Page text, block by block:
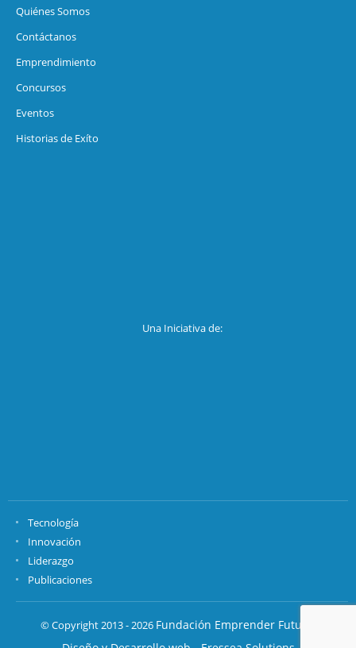
Quiénes Somos
Contáctanos
Emprendimiento
Concursos
Eventos
Historias de Exíto
Una Iniciativa de:
Tecnología
Innovación
Liderazgo
Publicaciones
© Copyright 2013 - 2026 Fundación Emprender Futuro.